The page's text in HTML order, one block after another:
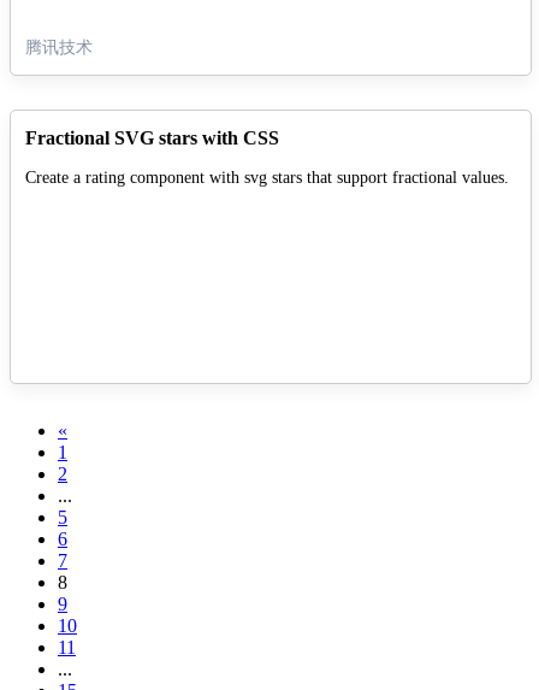
腾讯技术
Fractional SVG stars with CSS
Create a rating component with svg stars that support fractional values.
«
1
2
...
5
6
7
8
9
10
11
...